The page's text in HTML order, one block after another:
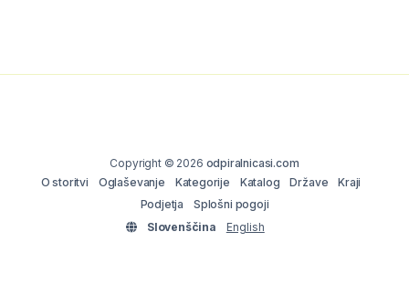
Copyright © 2026 odpiralnicasi.com
O storitvi
Oglaševanje Kategorije Katalog Države
Kraji
Podjetja
Splošni pogoji
Slovenščina
English